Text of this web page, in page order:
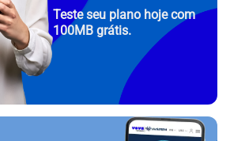
Teste seu plano hoje com
100MB grátis.